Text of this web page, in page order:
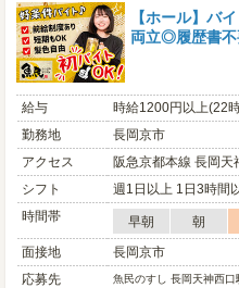
【ホール】バ
両立◎履歴書不
給与
時給1200円以上(22
勤務地
長岡京市
アクセス
阪急京都本線 長岡天
シフト
週1日以上 1日3時間
時間帯
早朝 朝
面接地
長岡京市
応募先
魚民のすし 長岡天神西口